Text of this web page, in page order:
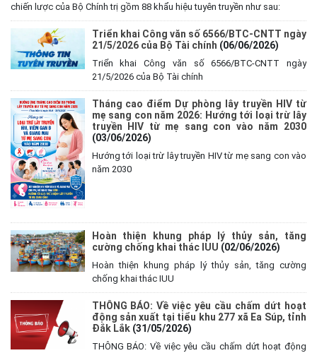
chiến lược của Bộ Chính trị gồm 88 khẩu hiệu tuyên truyền như sau:
Triển khai Công văn số 6566/BTC-CNTT ngày
21/5/2026 của Bộ Tài chính (06/06/2026)
Triển khai Công văn số 6566/BTC-CNTT ngày
21/5/2026 của Bộ Tài chính
Tháng cao điểm Dự phòng lây truyền HIV từ
mẹ sang con năm 2026: Hướng tới loại trừ lây
truyền HIV từ mẹ sang con vào năm 2030
(03/06/2026)
Hướng tới loại trừ lây truyền HIV từ mẹ sang con vào
năm 2030
Hoàn thiện khung pháp lý thủy sản, tăng
cường chống khai thác IUU (02/06/2026)
Hoàn thiện khung pháp lý thủy sản, tăng cường
chống khai thác IUU
THÔNG BÁO: Về việc yêu cầu chấm dứt hoạt
động sản xuất tại tiểu khu 277 xã Ea Súp, tỉnh
Đắk Lắk (31/05/2026)
THÔNG BÁO: Về việc yêu cầu chấm dứt hoạt động